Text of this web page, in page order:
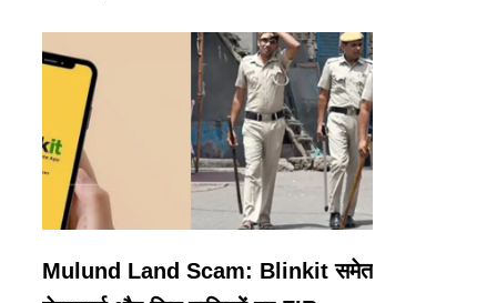
Mulund Land Scam: Blinkit समेत